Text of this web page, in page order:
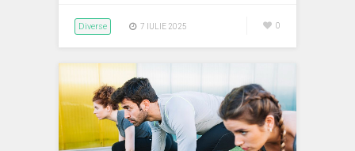
Diverse 7 IULIE 2025 0